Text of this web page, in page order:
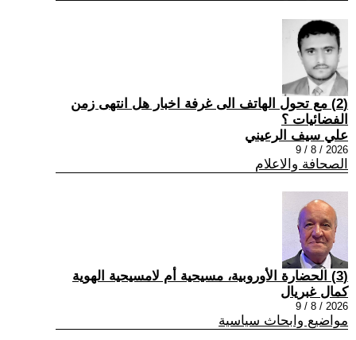
(2) مع تحول الهاتف الى غرفة اخبار هل انتهى زمن
الفضائيات ؟
علي سيف الرعيني
2026 / 8 / 9
الصحافة والاعلام
(3) الحضارة الأوروبية، مسيحية أم لامسيحية الهوية
كمال غبريال
2026 / 8 / 9
مواضيع وابحاث سياسية